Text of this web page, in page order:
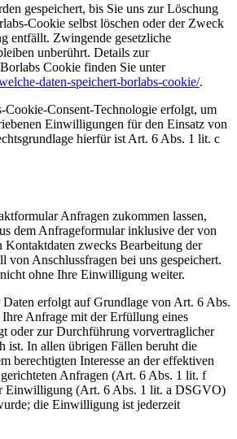
gespeichert, bis Sie uns zur Löschung
Cookie selbst löschen oder der Zweck
entfällt. Zwingende gesetzliche
unberührt. Details zur
Cookie finden Sie unter
daten-speichert-borlabs-cookie/.
Cookie-Consent-Technologie erfolgt, um
Einwilligungen für den Einsatz von
hierfür ist Art. 6 Abs. 1 lit. c
Anfragen zukommen lassen,
dem Anfrageformular inklusive der von
Kontaktdaten zwecks Bearbeitung der
von Anschlussfragen bei uns gespeichert.
ohne Ihre Einwilligung weiter.
erfolgt auf Grundlage von Art. 6 Abs.
Anfrage mit der Erfüllung eines
oder zur Durchführung vorvertraglicher
ist. In allen übrigen Fällen beruht die
berechtigten Interesse an der effektiven
Anfragen (Art. 6 Abs. 1 lit. f
Einwilligung (Art. 6 Abs. 1 lit. a DSGVO)
die Einwilligung ist jederzeit